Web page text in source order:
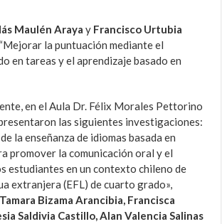
Maulén Arayay Francisco Urtubia
la puntuación mediante el
en tareas y el aprendizaje basado en
en el Aula Dr. Félix Morales Pettorino
las siguientes investigaciones:
la enseñanza de idiomas basada en
promover la comunicación oral y el
estudiantes en un contexto chileno de
extranjera (EFL) de cuarto grado»,
Tamara Bizama Arancibia, Francisca
Saldivia Castillo, Alan Valencia Salinas